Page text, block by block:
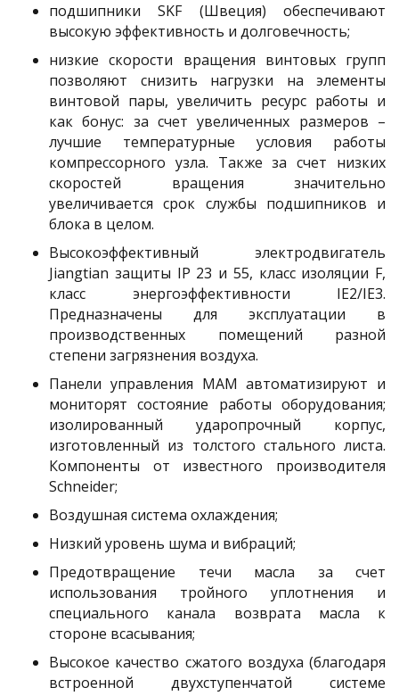
подшипники SKF (Швеция) обеспечивают
высокую эффективность и долговечность;
низкие скорости вращения винтовых групп
позволяют снизить нагрузки на элементы
винтовой пары, увеличить ресурс работы и
как бонус: за счет увеличенных размеров –
лучшие температурные условия работы
компрессорного узла. Также за счет низких
скоростей вращения значительно
увеличивается срок службы подшипников и
блока в целом.
Высокоэффективный электродвигатель
Jiangtian защиты IP 23 и 55, класс изоляции F,
класс энергоэффективности IE2/IE3.
Предназначены для эксплуатации в
производственных помещений разной
степени загрязнения воздуха.
Панели управления MAM автоматизируют и
мониторят состояние работы оборудования;
изолированный ударопрочный корпус,
изготовленный из толстого стального листа.
Компоненты от известного производителя
Schneider;
Воздушная система охлаждения;
Низкий уровень шума и вибраций;
Предотвращение течи масла за счет
использования тройного уплотнения и
специального канала возврата масла к
стороне всасывания;
Высокое качество сжатого воздуха (благодаря
встроенной двухступенчатой системе